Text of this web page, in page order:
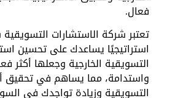
فعال.
تعتبر شركة الاستشارات
استراتيجيًا يساعدك على تحسين
التسويقية الخارجية وجعلها أكثر
واستدامة، مما يساهم في تحقيق
التسويقية وزيادة تواجدك في